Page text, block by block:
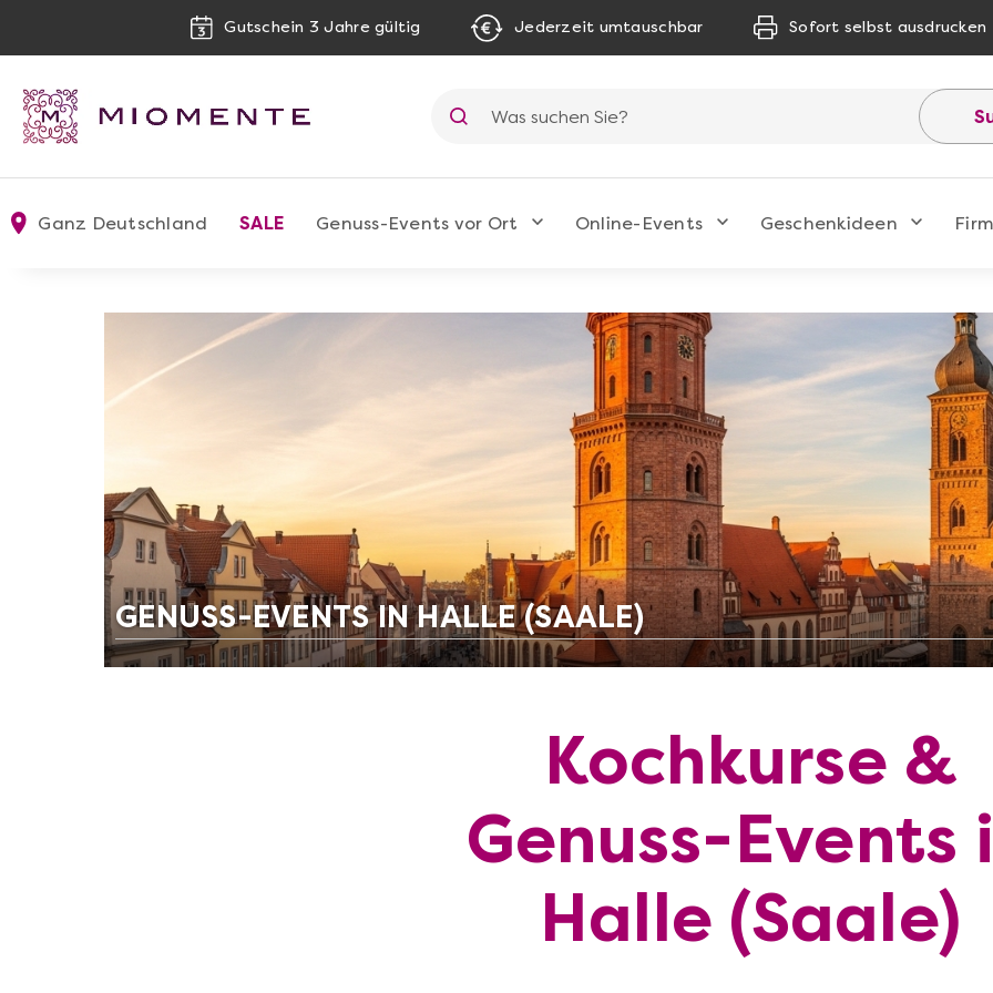
Gutschein 3 Jahre gültig Jederzeit umtauschbar Sofort selbst ausdrucken
Ganz Deutschland SALE Genuss-Events vor Ort Online-Events Geschenkideen
GENUSS-EVENTS IN HALLE (SAALE)
Kochkurse &
Genuss-Events
Halle (Saale)